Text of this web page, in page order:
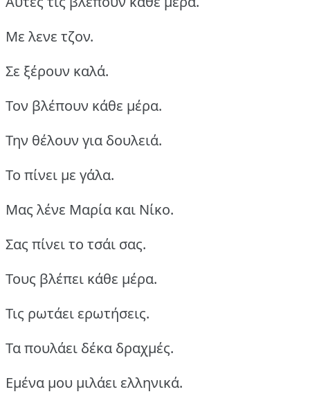
Με λενε τζον.
Σε ξέρουν καλά.
Τον βλέπουν κάθε μέρα.
Την θέλουν για δουλειά.
Το πίνει με γάλα.
Μας λένε Μαρία και Νίκο.
Σας πίνει το τσάι σας.
Τους βλέπει κάθε μέρα.
Τις ρωτάει ερωτήσεις.
Τα πουλάει δέκα δραχμές.
Εμένα μου μιλάει ελληνικά.